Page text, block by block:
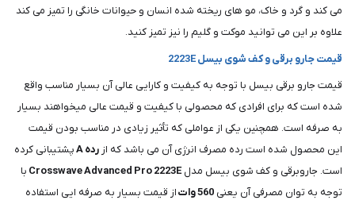
می کند و گرد و خاک، مو های ریخته شده انسان و حیوانات خانگی را تمیز می کند
علاوه بر این می توانید موکت و گلیم را نیز تمیز کنید.
قیمت جارو برقی و کف شوی بیسل 2223E
قیمت جارو برقی بیسل با توجه به کیفیت و کارایی عالی آن بسیار مناسب واقع
شده است که برای افرادی که محصولی با کیفیت و قیمت عالی میخواهند بسیار
به صرفه است. همچنین یکی از عواملی که تأثیر زیادی در مناسب بودن قیمت
این محصول شده است رده مصرف انرژی آن می باشد که از ردهAپشتیبانی کرده
است. جاروبرقی و کف شوی بیسل مدل
CrosswaveAdvanced Pro2223E
با
توجه به توان مصرفی آن یعنی 560واتاز قیمت بسیار به صرفه ایی استفاده